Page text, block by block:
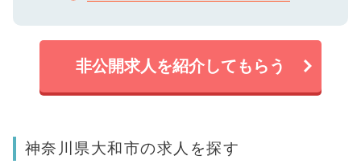
非公開求人を紹介してもらう
神奈川県大和市の求人を探す